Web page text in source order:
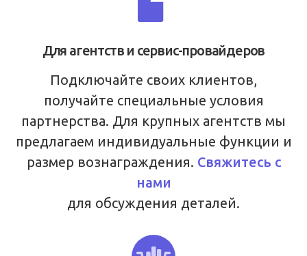
Для агентств и сервис-провайдеров
Подключайте своих клиентов,
получайте специальные условия
партнерства. Для крупных агентств мы
предлагаем индивидуальные функции и
размер вознаграждения. Свяжитесь с
нами
для обсуждения деталей.